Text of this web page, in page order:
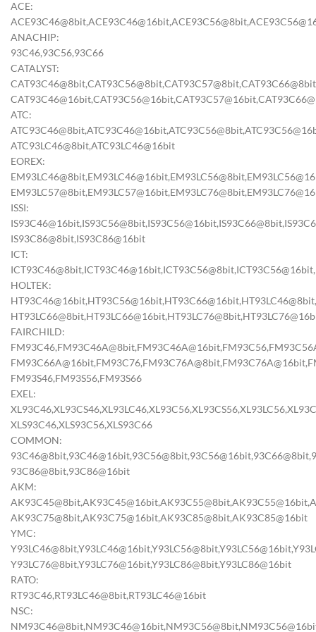
ACE:
ANACHIP:
93C46,93C56,93C66
CATALYST:
ATC:
ATC93LC46@8bit,ATC93LC46@16bit
EOREX:
ISSI:
IS93C86@8bit,IS93C86@16bit
ICT:
HOLTEK:
FAIRCHILD:
FM93S46,FM93S56,FM93S66
EXEL:
XLS93C46,XLS93C56,XLS93C66
COMMON:
93C86@8bit,93C86@16bit
AKM:
AK93C75@8bit,AK93C75@16bit,AK93C85@8bit,AK93C85@16bit
YMC:
Y93LC76@8bit,Y93LC76@16bit,Y93LC86@8bit,Y93LC86@16bit
RATO:
RT93C46,RT93LC46@8bit,RT93LC46@16bit
NSC: